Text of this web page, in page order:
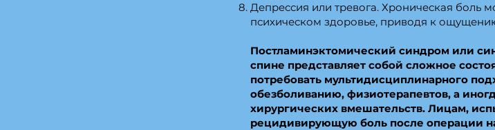
Депрессия или тревога. Хроническая боль
психическом здоровье, приводя к
Постламинэктомический синдром или
спине представляет собой сложное
потребовать мультидисциплинарного
обезболиванию, физиотерапевтов, а
хирургических вмешательств. Лицам,
рецидивирующую боль после операции